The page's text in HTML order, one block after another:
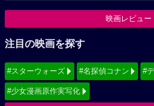
映画レビュー
注目の映画を探す
#スターウォーズ #名探偵コナン #
#少女漫画原作実写化